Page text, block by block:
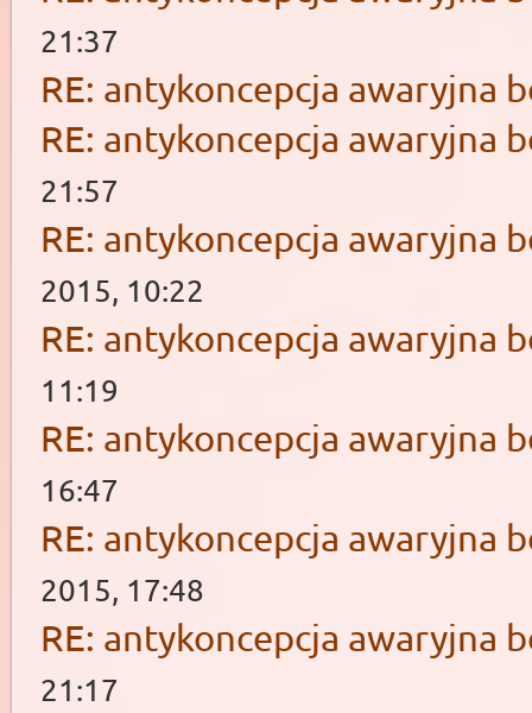
21:37
RE: antykoncepcja awaryjna
RE: antykoncepcja awaryjna
21:57
RE: antykoncepcja awaryjna
2015, 10:22
RE: antykoncepcja awaryjna
11:19
RE: antykoncepcja awaryjna
16:47
RE: antykoncepcja awaryjna
2015, 17:48
RE: antykoncepcja awaryjna
21:17